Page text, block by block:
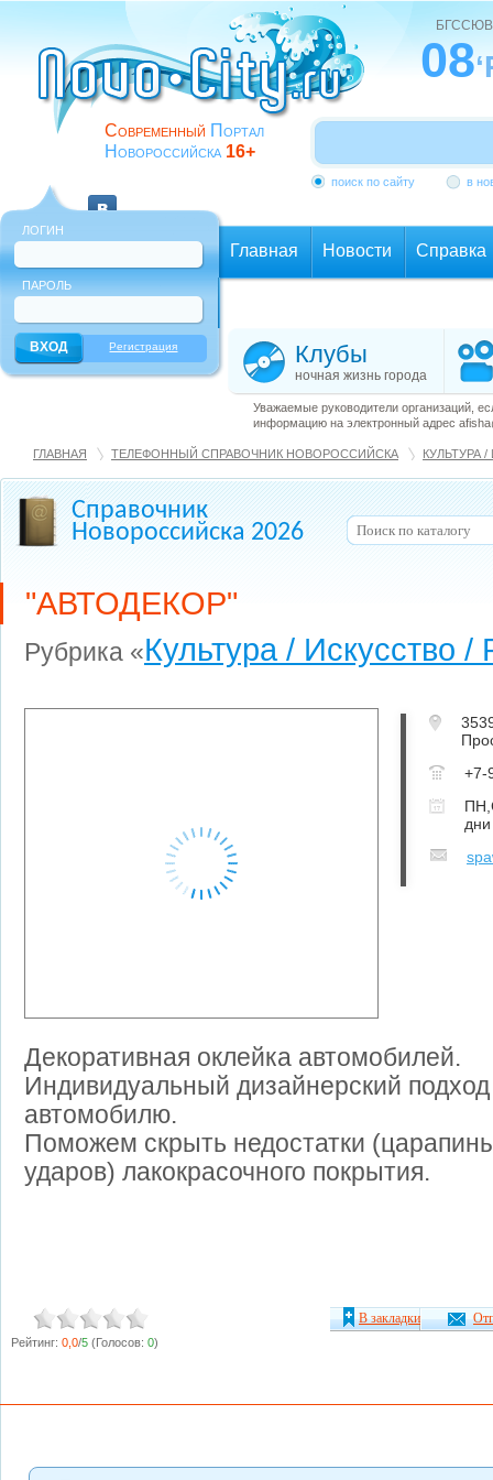
Современный Портал
Новороссийска 16+
08
поиск по сайту в
ЛОГИН
ПАРОЛЬ
Регистрация
Главная Новости Справка
Клубы
ночная жизнь города
Уважаемые руководители организаций,
информацию на электронный адрес
ГЛАВНАЯ ТЕЛЕФОННЫЙ СПРАВОЧНИК НОВОРОССИЙСКА КУЛЬТУРА
Справочник
Новороссийска 2026
"АВТОДЕКОР"
Рубрика «Культура / Искусство /
+7-
Декоративная оклейка автомобилей.
Индивидуальный дизайнерский
автомобилю.
Поможем скрыть недостатки
ударов) лакокрасочного покрытия.
Рейтинг: 0,0/5 (Голосов: 0)
В закладки